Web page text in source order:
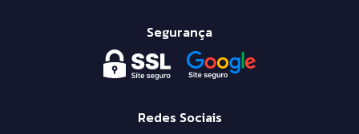
Segurança
Redes Sociais